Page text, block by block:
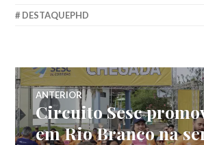
DESTAQUEPHD
ANTERIOR
Circuito Sesc
em Rio Branco na